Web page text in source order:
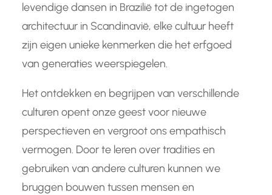
levendige dansen in Brazilië tot de ingetogen
architectuur in Scandinavië, elke cultuur heeft
zijn eigen unieke kenmerken die het erfgoed
van generaties weerspiegelen.
Het ontdekken en begrijpen van verschillende
culturen opent onze geest voor nieuwe
perspectieven en vergroot ons empathisch
vermogen. Door te leren over tradities en
gebruiken van andere culturen kunnen we
bruggen bouwen tussen mensen en